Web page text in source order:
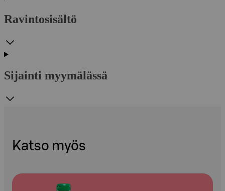
Ravintosisältö
Sijainti myymälässä
Katso myös